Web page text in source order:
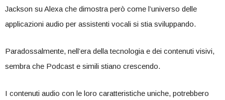
Jackson su Alexa che dimostra però come l’universo delle
applicazioni audio per assistenti vocali si stia sviluppando.
Paradossalmente, nell’era della tecnologia e dei contenuti visivi,
sembra che Podcast e simili stiano crescendo.
I contenuti audio con le loro caratteristiche uniche, potrebbero